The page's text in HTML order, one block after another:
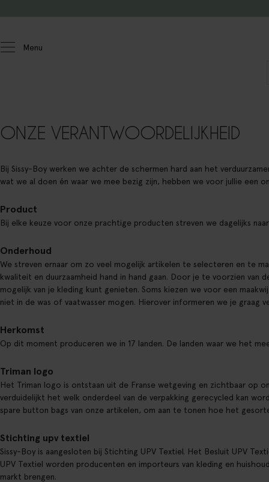
Menu
ONZE VERANTWOORDELIJKHEID
Bij Sissy-Boy werken we achter de schermen hard aan het
wat we al doen én waar we mee bezig zijn, hebben we voor jullie een
Product
Bij elke keuze voor onze prachtige producten streven we dagelijks
Onderhoud
We streven ernaar om zo veel mogelijk artikelen te selecteren en te
kwaliteit en duurzaamheid hand in hand gaan. Door je te voorzien van
mogelijk van je kleding kunt genieten. Soms kiezen we voor een
niet in de was of vaatwasser mogen. Hierover informeren we je graag
Herkomst
Op dit moment produceren we in 17 landen. De landen waar we het
Triman logo
Het Triman logo is ontstaan uit de Franse wetgeving en zichtbaar op
verduidelijkt het welk onderdeel van de verpakking gerecycled kan
spare button bags van onze artikelen, om aan te tonen hoe het
Stichting upv textiel
Sissy-Boy is aangesloten bij Stichting UPV Textiel. Het Besluit UPV
UPV Textiel worden producenten en importeurs van kleding en
markt brengen.